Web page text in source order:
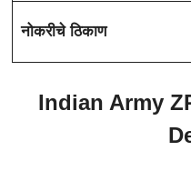
नोकरीचे ठिकाण
Indian Army